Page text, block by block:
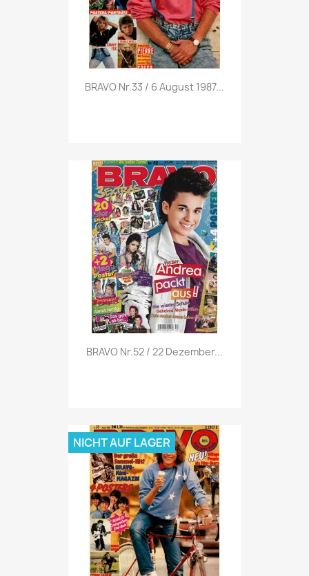
Vorschau
BRAVO Nr.33 / 6 August 1987...
Vorschau
BRAVO Nr.52 / 22 Dezember...
NICHT AUF LAGER